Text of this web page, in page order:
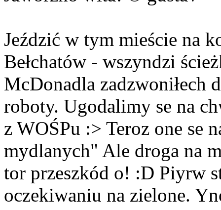
Jeździć w tym mieście na
Bełchatów - wszyndzi
McDonadla zadzwoniłech
roboty. Ugodalimy se na
z WOŚPu :> Teroz one se
mydlanych" Ale droga na
tor przeszkód o! :D Piyrw
oczekiwaniu na zielone.